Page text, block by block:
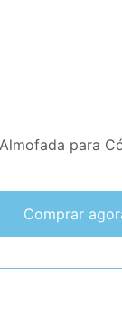
Almofada para
Comprar